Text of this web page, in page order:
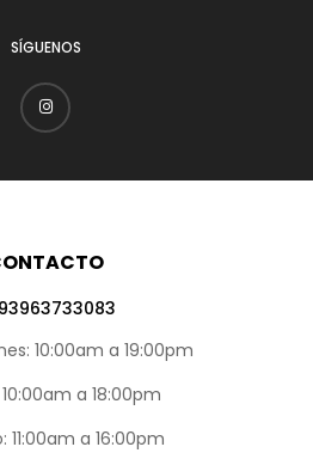
SÍGUENOS
10:00am a 19:00pm
a 18:00pm
11:00am a 16:00pm